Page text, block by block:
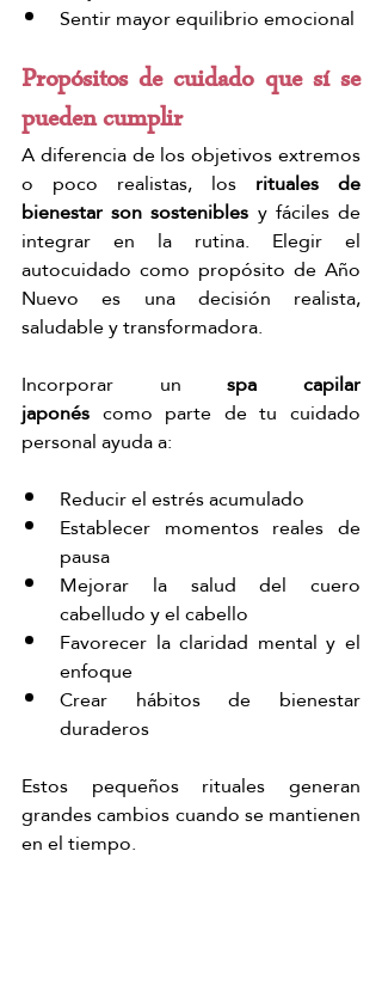
Sentir mayor equilibrio emocional
Propósitos de cuidado que sí se
pueden cumplir
A diferencia de los objetivos extremos
o poco realistas, los rituales de
bienestar son sostenibles y fáciles de
integrar en la rutina. Elegir el
autocuidado como propósito de Año
Nuevo es una decisión realista,
saludable y transformadora.
Incorporar un spa capilar
japonés como parte de tu cuidado
personal ayuda a:
Reducir el estrés acumulado
Establecer momentos reales de
pausa
Mejorar la salud del cuero
cabelludo y el cabello
Favorecer la claridad mental y el
enfoque
Crear hábitos de bienestar
duraderos
Estos pequeños rituales generan
grandes cambios cuando se mantienen
en el tiempo.